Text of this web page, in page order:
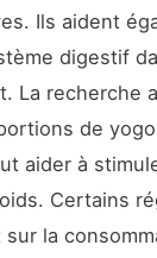
Ils aident
digestif
La recherche
de
aider à
Certains
la